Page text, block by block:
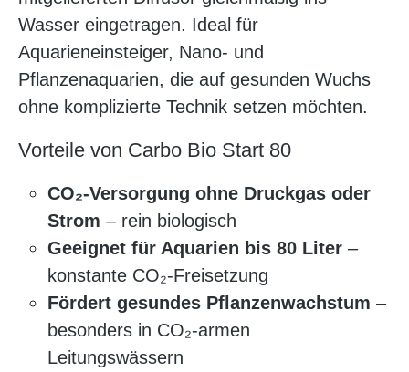
Wasser eingetragen. Ideal für
Aquarieneinsteiger, Nano- und
Pflanzenaquarien, die auf gesunden Wuchs
ohne komplizierte Technik setzen möchten.
Vorteile von Carbo Bio Start 80
CO₂-Versorgung ohne Druckgas oder
Strom – rein biologisch
Geeignet für Aquarien bis 80 Liter –
konstante CO₂-Freisetzung
Fördert gesundes Pflanzenwachstum –
besonders in CO₂-armen
Leitungswässern